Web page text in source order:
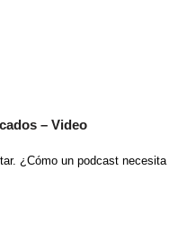
– Video
¿Cómo un podcast necesita